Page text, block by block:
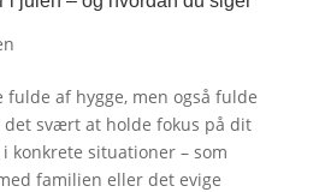
af hygge, men også fulde
svært at holde fokus på dit
konkrete situationer – som
familien eller det evige